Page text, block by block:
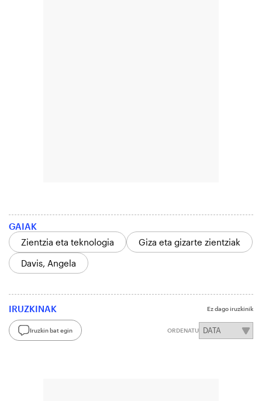
GAIAK
Zientzia eta teknologia
Giza eta gizarte zientziak
Davis, Angela
IRUZKINAK Ez dago iruzkinik
Iruzkin bat egin ORDENATU